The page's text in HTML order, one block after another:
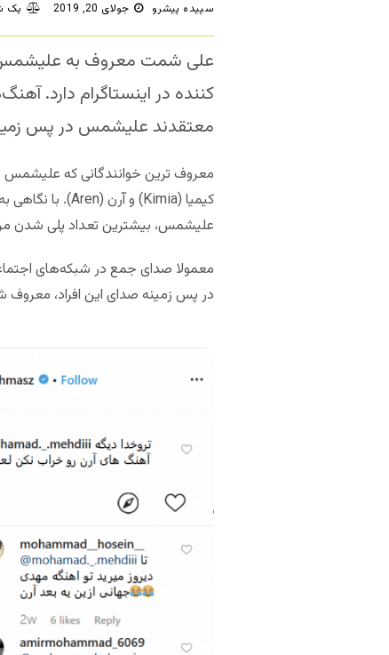
سپیده پیشرو جولای 20, 2019 یک
علی شمت معروف به
معتقدند علیشمس در پس
علیشمس، بیشترین تعداد پلی شدن
معمولا صدای جمع در شبکه‌های
در پس زمینه صدای این افراد،